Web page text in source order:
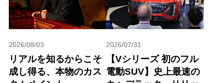
2026/08/03
リアルを知るからこそ
成し得る、本物のカス
2026/07/31
【Vシリーズ 初のフル
電動SUV】史上最速の